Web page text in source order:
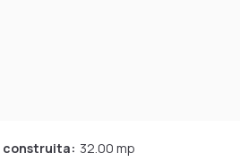
construita: 32.00 mp